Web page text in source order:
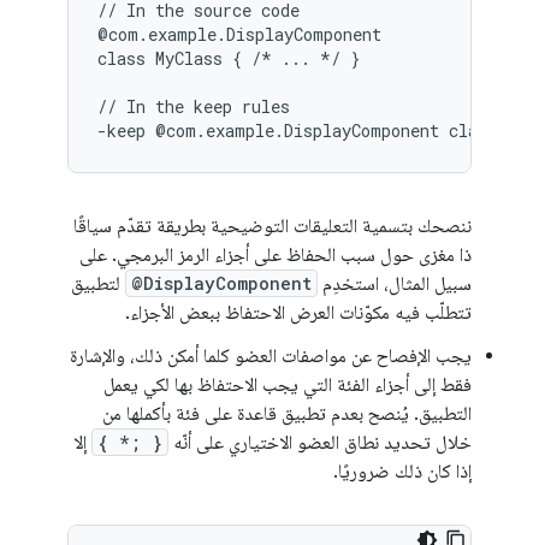
// In the source code
@com.example.DisplayComponent
class MyClass { /* ... */ }
// In the keep rules
ننصحك بتسمية التعليقات التوضيحية بطريقة تقدّم سياقًا
ذا مغزى حول سبب الحفاظ على أجزاء الرمز البرمجي. على
سبيل المثال، استخدِم @DisplayComponent لتطبيق
تتطلّب فيه مكوّنات العرض الاحتفاظ ببعض الأجزاء.
يجب الإفصاح عن مواصفات العضو كلما أمكن ذلك، والإشارة
فقط إلى أجزاء الفئة التي يجب الاحتفاظ بها لكي يعمل
التطبيق. يُنصح بعدم تطبيق قاعدة على فئة بأكملها من
خلال تحديد نطاق العضو الاختياري على أنّه { *; }
إلا
إذا كان ذلك ضروريًا.